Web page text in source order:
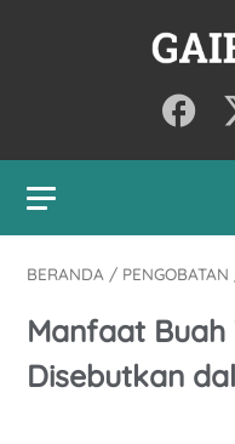
BERANDA / PENGOBATAN
Manfaat Buah
Disebutkan